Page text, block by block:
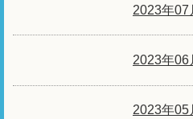
2023年07
2023年06
2023年05